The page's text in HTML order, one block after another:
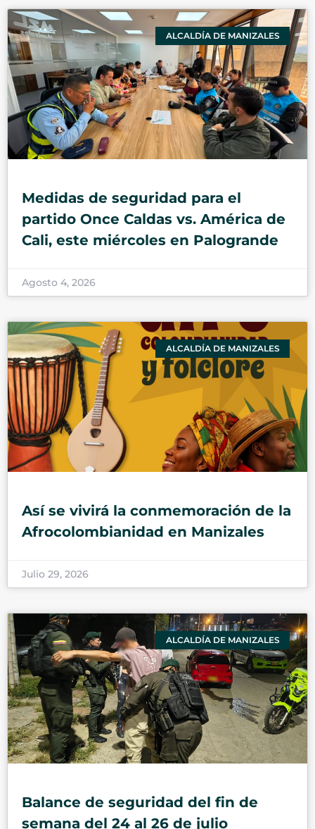
ALCALDÍA DE MANIZALES
Medidas de seguridad para el
partido Once Caldas vs. América de
Cali, este miércoles en Palogrande
Agosto 4, 2026
ALCALDÍA DE MANIZALES
Así se vivirá la conmemoración de la
Afrocolombianidad en Manizales
Julio 29, 2026
ALCALDÍA DE MANIZALES
Balance de seguridad del fin de
semana del 24 al 26 de julio